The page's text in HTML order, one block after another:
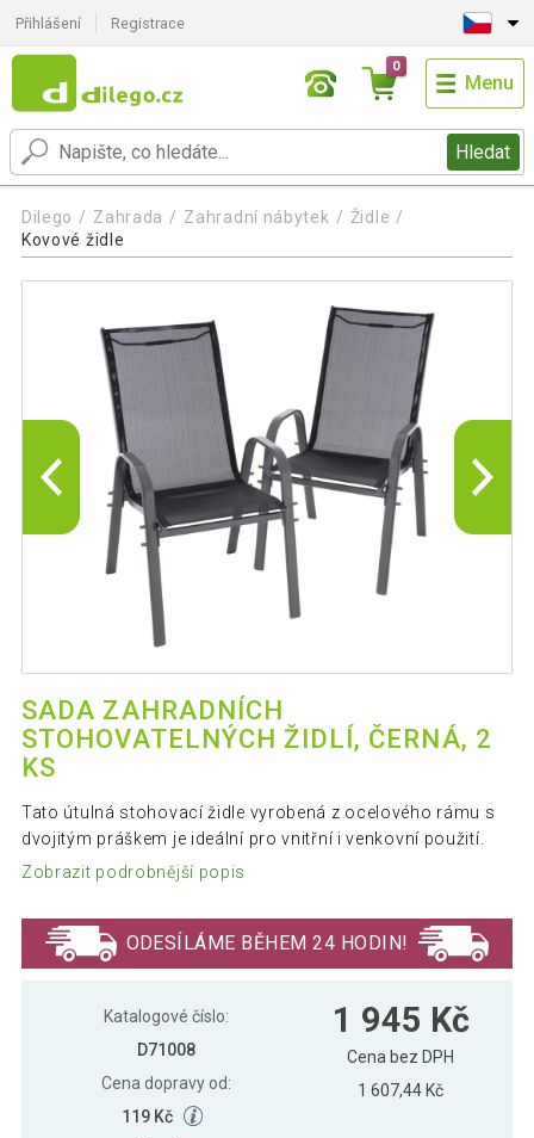
Přihlášení Registrace
Hledat
0
Menu
Dilego Zahrada Zahradní nábytek
Židle
Kovové židle
SADA ZAHRADNÍCH
STOHOVATELNÝCH ŽIDLÍ, ČERNÁ, 2
KS
Tato útulná stohovací židle vyrobená z ocelového rámu s
dvojitým práškem je ideální pro vnitřní i venkovní použití.
Zobrazit podrobnější popis
ODESÍLÁME BĚHEM 24 HODIN!
Katalogové číslo:
D71008
Cena dopravy od:
119 Kč
1 945 Kč
Cena bez DPH
1 607,44 Kč